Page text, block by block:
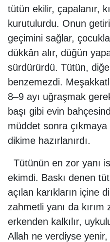
tütün ekilir, çapalanır,
kurutulurdu. Onun
geçimini sağlar,
dükkân alır, düğün
sürdürürdü. Tütün,
benzemezdi.
8–9 ayı uğraşmak
başı gibi evin
müddet sonra
dikime hazırlanırdı.
Tütünün en zor yanı
ekimdi. Baskı denen
açılan karıkların içine
zahmetli yanı da kırım
erkenden kalkılır,
Allah ne verdiyse